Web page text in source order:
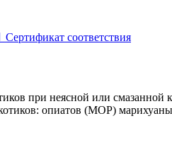
Сертификат соответствия
при неясной или
опиатов (МОР)